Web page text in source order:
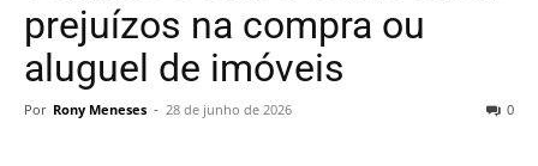
prejuízos na compra ou
aluguel de imóveis
Por Rony Meneses - 28 de junho de 2026 0